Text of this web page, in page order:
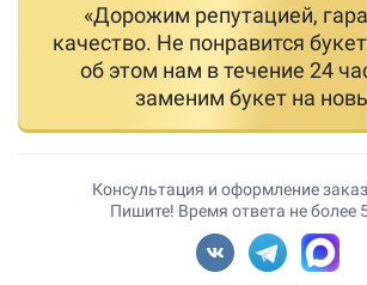
«Дорожим репутацией,
качество. Не понравится
об этом нам в течение 24
заменим букет на
Консультация и оформление
Пишите! Время ответа не более